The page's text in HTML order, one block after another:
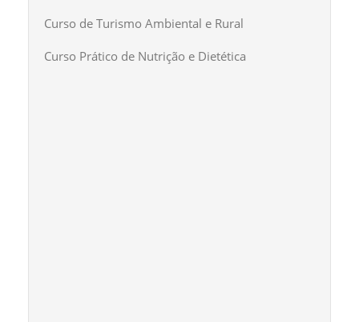
Curso de Turismo Ambiental e Rural
Curso Prático de Nutrição e Dietética